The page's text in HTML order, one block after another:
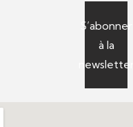
S’abonner
à la